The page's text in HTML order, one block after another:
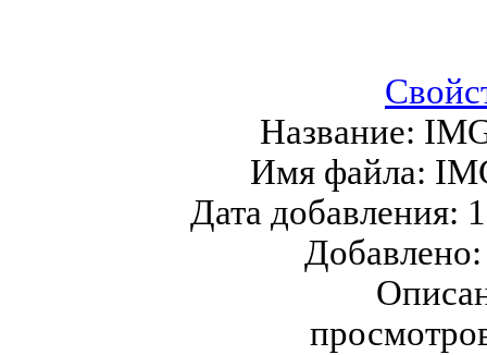
Название:
Имя файла:
Дата добавления: